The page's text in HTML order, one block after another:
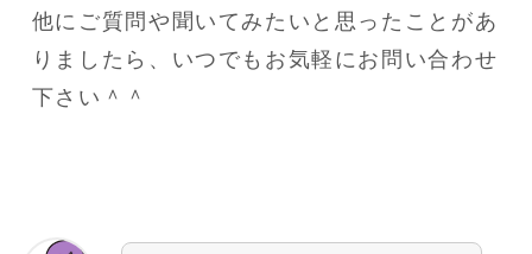
他にご質問や聞いてみたいと思ったことがあ
りましたら、いつでもお気軽にお問い合わせ
下さい＾＾